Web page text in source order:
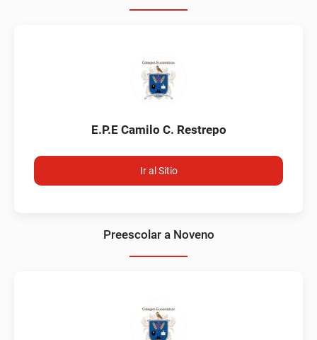
E.P.E Camilo C. Restrepo
Ir al Sitio
Preescolar a Noveno